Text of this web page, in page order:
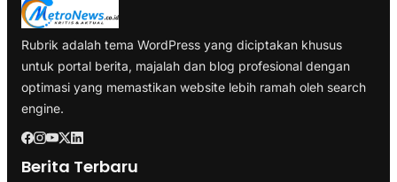
Rubrik adalah tema WordPress yang diciptakan khusus
untuk portal berita, majalah dan blog profesional dengan
optimasi yang memastikan website lebih ramah oleh search
engine.
Berita Terbaru